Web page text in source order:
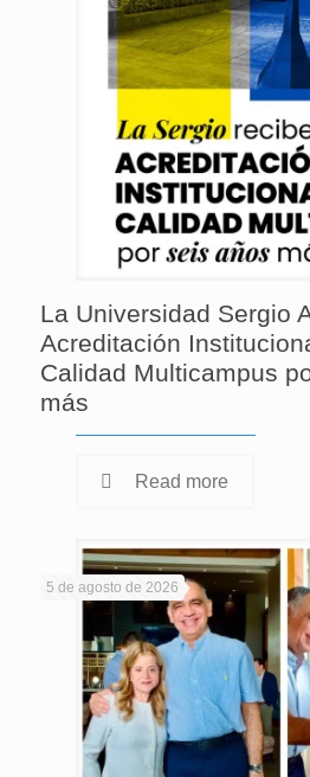
La Universidad Sergio
Acreditación
Calidad Multicampus
más
Read more
5 de agosto de 2026